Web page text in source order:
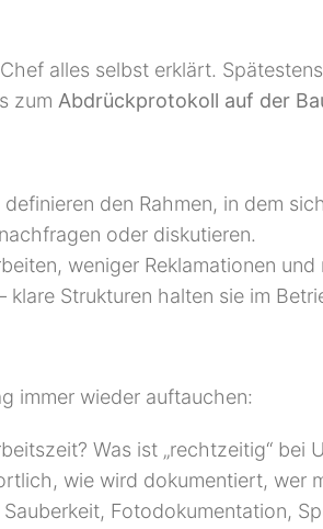
alles selbst erklärt.
zum Abdrückprotokoll auf der
den Rahmen, in dem
oder diskutieren.
weniger Reklamationen
Strukturen halten sie im
immer wieder auftauchen:
Was ist „rechtzeitig“ bei
wie wird dokumentiert, wer
Fotodokumentation,